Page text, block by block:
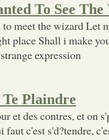
To See
to meet the wizard Let
place Shall i make
expression
Plaindre
et des contres, et on
faut c'est s'd?tendre,